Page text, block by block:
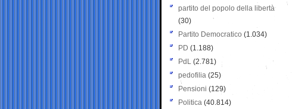
partito del popolo della libertà
(30)
Partito Democratico (1.034)
PD (1.188)
PdL (2.781)
pedofilia (25)
Pensioni (129)
Politica (40.814)